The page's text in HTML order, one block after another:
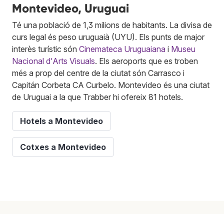
Montevideo, Uruguai
Té una població de 1,3 milions de habitants. La divisa de
curs legal és peso uruguaià (UYU). Els punts de major
interès turístic són Cinemateca Uruguaiana i Museu
Nacional d'Arts Visuals. Els aeroports que es troben
més a prop del centre de la ciutat són Carrasco i
Capitán Corbeta CA Curbelo. Montevideo és una ciutat
de Uruguai a la que Trabber hi ofereix 81 hotels.
Hotels a Montevideo
Cotxes a Montevideo